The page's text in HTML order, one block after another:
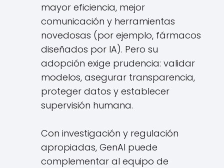
mayor eficiencia, mejor
comunicación y herramientas
novedosas (por ejemplo, fármacos
diseñados por IA). Pero su
adopción exige prudencia: validar
modelos, asegurar transparencia,
proteger datos y establecer
supervisión humana.
Con investigación y regulación
apropiadas, GenAI puede
complementar al equipo de